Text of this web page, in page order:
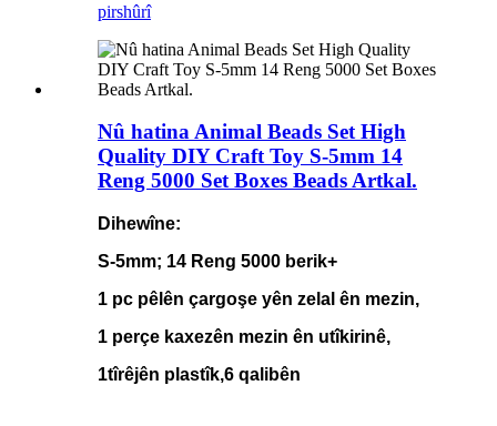
pirshûrî
Nû hatina Animal Beads Set High
Quality DIY Craft Toy S-5mm 14
Reng 5000 Set Boxes Beads Artkal.
Dihewîne:
S-5mm; 14 Reng 5000 berik+
1 pc pêlên çargoşe yên zelal ên mezin,
1 perçe kaxezên mezin ên utîkirinê,
1tîrêjên plastîk,6 qalibên